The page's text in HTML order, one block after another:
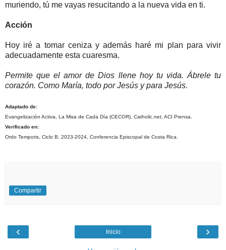
muriendo, tú me vayas resucitando a la nueva vida en ti.
Acción
Hoy iré a tomar ceniza y además haré mi plan para vivir
adecuadamente esta cuaresma.
Permite que el amor de Dios llene hoy tu vida. Ábrele tu
corazón. Como María, todo por Jesús y para Jesús.
Adaptado de:
Evangelización Activa, La Misa de Cada Día (CECOR), Catholic.net, ACI Prensa.
Verificado en:
Ordo Temporis, Ciclo B, 2023-2024, Conferencia Episcopal de Costa Rica.
Compartir
‹ ›
Inicio